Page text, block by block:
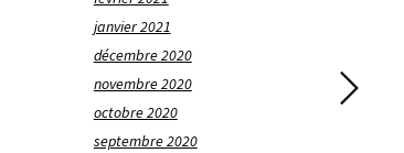
janvier 2021
décembre 2020
novembre 2020
octobre 2020
septembre 2020